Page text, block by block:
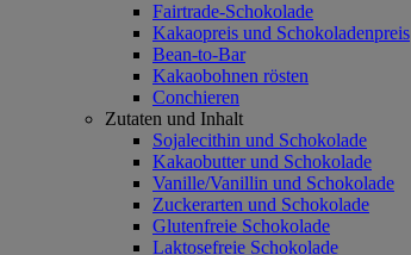
Fairtrade-Schokolade
Kakaopreis und Schokoladenpreis
Bean-to-Bar
Kakaobohnen rösten
Conchieren
Zutaten und Inhalt
Sojalecithin und Schokolade
Kakaobutter und Schokolade
Vanille/Vanillin und Schokolade
Zuckerarten und Schokolade
Glutenfreie Schokolade
Laktosefreie Schokolade